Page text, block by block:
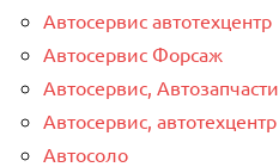
Автосервис автотехцентр
Автосервис Форсаж
Автосервис, Автозапчасти
Автосервис, автотехцентр
Автосоло